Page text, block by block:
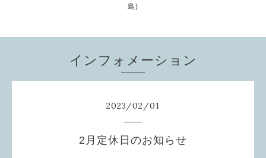
島)
インフォメーション
2023/02/01
2月定休日のお知らせ